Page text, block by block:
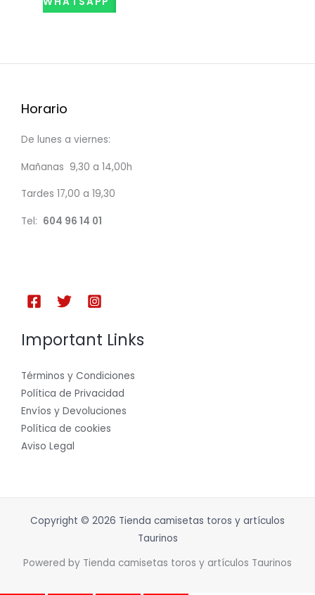
Horario
De lunes a viernes:
Mañanas 9,30 a 14,00h
Tardes 17,00 a 19,30
Tel: 604 96 14 01
Important Links
Términos y Condiciones
Política de Privacidad
Envíos y Devoluciones
Política de cookies
Aviso Legal
Copyright © 2026 Tienda camisetas toros y artículos
Taurinos
Powered by Tienda camisetas toros y artículos Taurinos